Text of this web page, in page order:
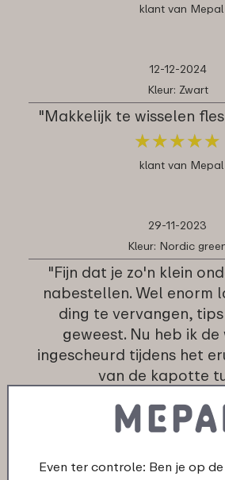
klant van Mepal
12-12-2024
Kleur: Zwart
"Makkelijk te wisselen
★★★★★
★★★★★
klant van Mepal
29-11-2023
Kleur: Nordic
"Fijn dat je zo'n klein
nabestellen. Wel enorm
ding te vervangen,
geweest. Nu heb ik
ingescheurd tijdens het
van de kapotte
★★ ★★ ★
★★ ★★ ★
klant van Mepal
Even ter controle: Ben je op